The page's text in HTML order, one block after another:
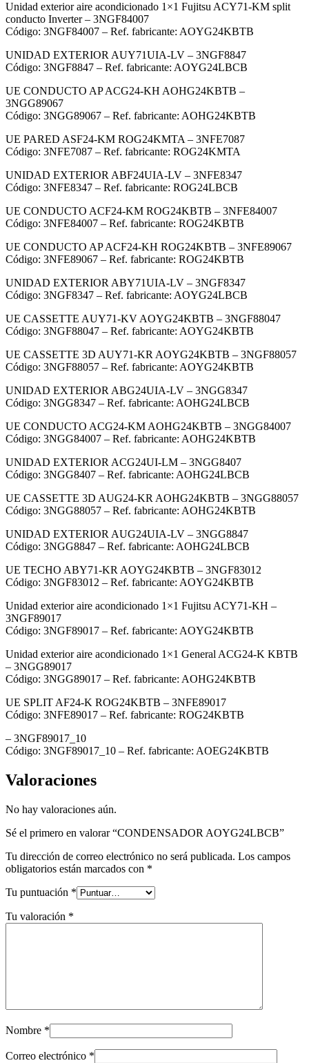
Unidad exterior aire acondicionado 1×1 Fujitsu ACY71-KM split
conducto Inverter – 3NGF84007
Código: 3NGF84007 – Ref. fabricante: AOYG24KBTB
UNIDAD EXTERIOR AUY71UIA-LV – 3NGF8847
Código: 3NGF8847 – Ref. fabricante: AOYG24LBCB
UE CONDUCTO AP ACG24-KH AOHG24KBTB –
3NGG89067
Código: 3NGG89067 – Ref. fabricante: AOHG24KBTB
UE PARED ASF24-KM ROG24KMTA – 3NFE7087
Código: 3NFE7087 – Ref. fabricante: ROG24KMTA
UNIDAD EXTERIOR ABF24UIA-LV – 3NFE8347
Código: 3NFE8347 – Ref. fabricante: ROG24LBCB
UE CONDUCTO ACF24-KM ROG24KBTB – 3NFE84007
Código: 3NFE84007 – Ref. fabricante: ROG24KBTB
UE CONDUCTO AP ACF24-KH ROG24KBTB – 3NFE89067
Código: 3NFE89067 – Ref. fabricante: ROG24KBTB
UNIDAD EXTERIOR ABY71UIA-LV – 3NGF8347
Código: 3NGF8347 – Ref. fabricante: AOYG24LBCB
UE CASSETTE AUY71-KV AOYG24KBTB – 3NGF88047
Código: 3NGF88047 – Ref. fabricante: AOYG24KBTB
UE CASSETTE 3D AUY71-KR AOYG24KBTB – 3NGF88057
Código: 3NGF88057 – Ref. fabricante: AOYG24KBTB
UNIDAD EXTERIOR ABG24UIA-LV – 3NGG8347
Código: 3NGG8347 – Ref. fabricante: AOHG24LBCB
UE CONDUCTO ACG24-KM AOHG24KBTB – 3NGG84007
Código: 3NGG84007 – Ref. fabricante: AOHG24KBTB
UNIDAD EXTERIOR ACG24UI-LM – 3NGG8407
Código: 3NGG8407 – Ref. fabricante: AOHG24LBCB
UE CASSETTE 3D AUG24-KR AOHG24KBTB – 3NGG88057
Código: 3NGG88057 – Ref. fabricante: AOHG24KBTB
UNIDAD EXTERIOR AUG24UIA-LV – 3NGG8847
Código: 3NGG8847 – Ref. fabricante: AOHG24LBCB
UE TECHO ABY71-KR AOYG24KBTB – 3NGF83012
Código: 3NGF83012 – Ref. fabricante: AOYG24KBTB
Unidad exterior aire acondicionado 1×1 Fujitsu ACY71-KH –
3NGF89017
Código: 3NGF89017 – Ref. fabricante: AOYG24KBTB
Unidad exterior aire acondicionado 1×1 General ACG24-K KBTB
– 3NGG89017
Código: 3NGG89017 – Ref. fabricante: AOHG24KBTB
UE SPLIT AF24-K ROG24KBTB – 3NFE89017
Código: 3NFE89017 – Ref. fabricante: ROG24KBTB
– 3NGF89017_10
Código: 3NGF89017_10 – Ref. fabricante: AOEG24KBTB
Valoraciones
No hay valoraciones aún.
Sé el primero en valorar “CONDENSADOR AOYG24LBCB”
Tu dirección de correo electrónico no será publicada. Los campos
obligatorios están marcados con *
Tu puntuación *
Tu valoración *
Nombre *
Correo electrónico *